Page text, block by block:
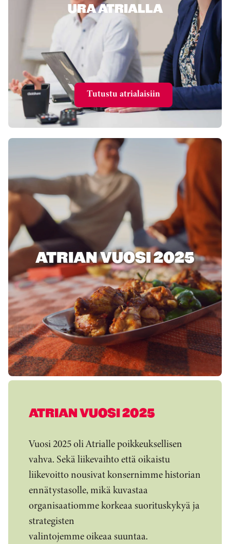
URA ATRIALLA
Tutustu atrialaisiin
ATRIAN VUOSI 2025
ATRIAN VUOSI 2025
Vuosi 2025 oli Atrialle poikkeuksellisen
vahva. Sekä liikevaihto että oikaistu
liikevoitto nousivat konsernimme historian
ennätystasolle, mikä kuvastaa
organisaatiomme korkeaa suorituskykyä ja
strategisten
valintojemme oikeaa suuntaa.